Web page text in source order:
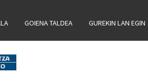
GOIENA TALDEA GUREKIN LAN EGIN